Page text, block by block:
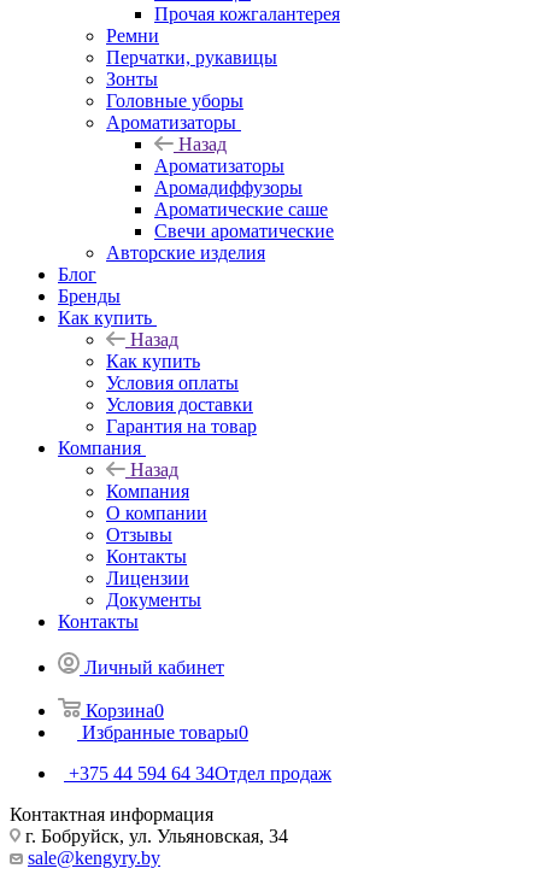
Прочая кожгалантерея
Ремни
Перчатки, рукавицы
Зонты
Головные уборы
Ароматизаторы
Назад
Ароматизаторы
Аромадиффузоры
Ароматические саше
Свечи ароматические
Авторские изделия
Блог
Бренды
Как купить
Назад
Как купить
Условия оплаты
Условия доставки
Гарантия на товар
Компания
Назад
Компания
О компании
Отзывы
Контакты
Лицензии
Документы
Контакты
Личный кабинет
Корзина0
Избранные товары0
+375 44 594 64 34Отдел продаж
Контактная информация
г. Бобруйск, ул. Ульяновская, 34
sale@kengyry.by